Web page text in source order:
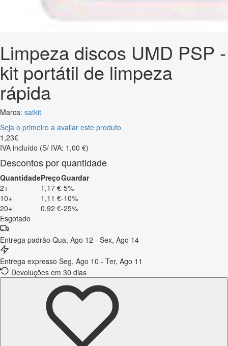
Limpeza discos UMD PSP -
kit portátil de limpeza
rápida
Marca: satkit
Seja o primeiro a avaliar este produto
1 ,23€
IVA incluído (S/ IVA: 1,00 €)
Descontos por quantidade
QuantidadePreçoGuardar
2+
1,17 €-5%
10+
1,11 €-10%
20+
0,92 €-25%
Esgotado
Entrega padrão Qua, Ago 12 - Sex, Ago 14
Entrega expresso Seg, Ago 10 - Ter, Ago 11
Devoluções em 30 dias